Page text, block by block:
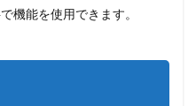
機能を使用できます。